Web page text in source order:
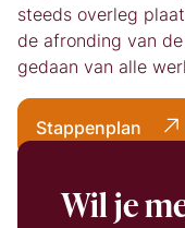
steeds overleg
de afronding van
gedaan van alle
Stappenplan
Wil je